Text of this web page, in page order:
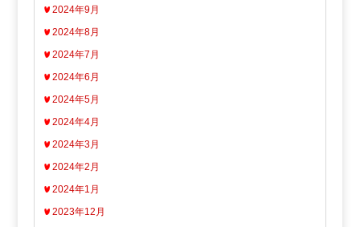
2024年9月
2024年8月
2024年7月
2024年6月
2024年5月
2024年4月
2024年3月
2024年2月
2024年1月
2023年12月